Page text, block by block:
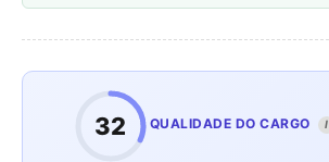
32 QUALIDADE DO CARGO I